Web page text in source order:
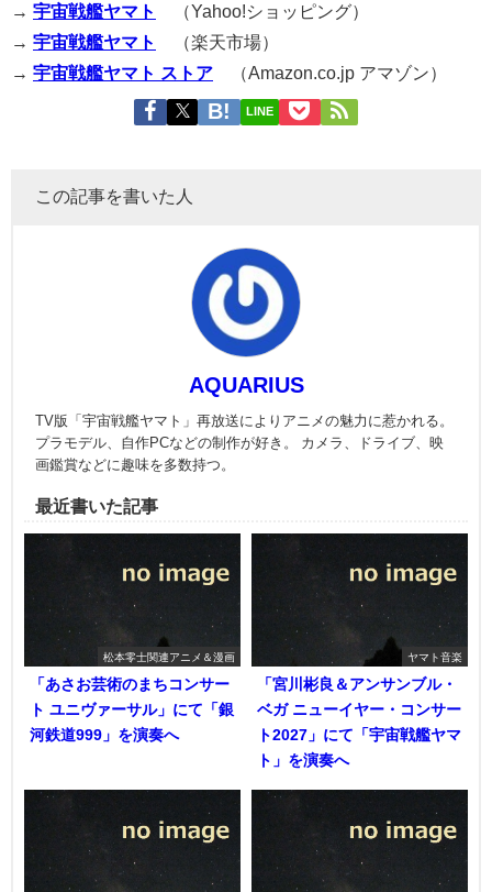
→ 宇宙戦艦ヤマト
（Yahoo!ショッピング）
→ 宇宙戦艦ヤマト
（楽天市場）
→ 宇宙戦艦ヤマト ストア （Amazon.co.jp アマゾン）
LINE
この記事を書いた人
AQUARIUS
TV版「宇宙戦艦ヤマト」再放送によりアニメの魅力に惹かれる。
プラモデル、自作PCなどの制作が好き。 カメラ、ドライブ、映
画鑑賞などに趣味を多数持つ。
最近書いた記事
松本零士関連アニメ＆漫画
「あさお芸術のまちコンサー
ト ユニヴァーサル」にて「銀
河鉄道999」を演奏へ
ヤマト音楽
「宮川彬良＆アンサンブル・
ベガ ニューイヤー・コンサー
ト2027」にて「宇宙戦艦ヤマ
ト」を演奏へ